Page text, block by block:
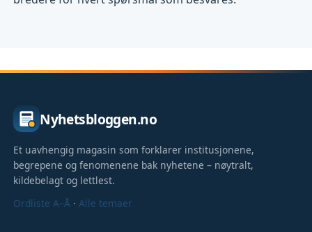
Nyhetsbloggen.no
Et uavhengig magasin som forklarer institusjonene,
begrepene og fenomenene bak nyhetene – nøytralt,
kildebelagt og lettlest.
Ordliste A–Å ·Alle temaer